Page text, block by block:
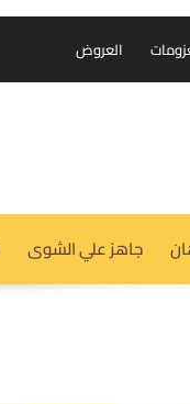
العروض
جاهز علي الشوى